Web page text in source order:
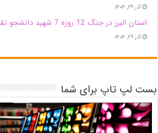
آذر ۲۹, ۱۴۰۴
استان البرز در جنگ 12 روزه 7 شهید دانشجو تقدیم انقلاب کرد
آذر ۲۹, ۱۴۰۴
بست لپ تاپ برای شما